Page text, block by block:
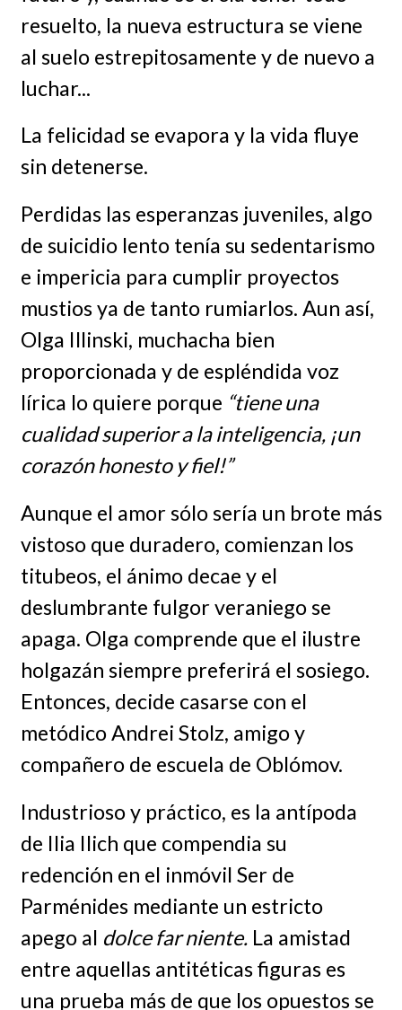
resuelto, la nueva estructura se viene
al suelo estrepitosamente y de nuevo a
luchar...
La felicidad se evapora y la vida fluye
sin detenerse.
Perdidas las esperanzas juveniles, algo
de suicidio lento tenía su sedentarismo
e impericia para cumplir proyectos
mustios ya de tanto rumiarlos. Aun así,
Olga Illinski, muchacha bien
proporcionada y de espléndida voz
lírica lo quiere porque “tiene una
cualidad superior a la inteligencia, ¡un
corazón honesto y fiel!”
Aunque el amor sólo sería un brote más
vistoso que duradero, comienzan los
titubeos, el ánimo decae y el
deslumbrante fulgor veraniego se
apaga. Olga comprende que el ilustre
holgazán siempre preferirá el sosiego.
Entonces, decide casarse con el
metódico Andrei Stolz, amigo y
compañero de escuela de Oblómov.
Industrioso y práctico, es la antípoda
de Ilia Ilich que compendia su
redención en el inmóvil Ser de
Parménides mediante un estricto
apego al dolce far niente.La amistad
entre aquellas antitéticas figuras es
una prueba más de que los opuestos se